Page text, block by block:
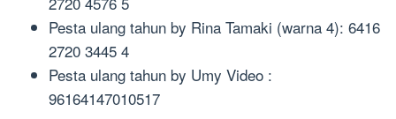
Pesta ulang tahun by Rina Tamaki (warna 4): 6416
2720 3445 4
Pesta ulang tahun by Umy Video :
96164147010517